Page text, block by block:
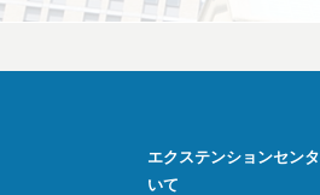
エクステンションセン
いて